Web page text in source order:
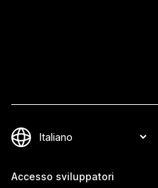
Accesso sviluppatori